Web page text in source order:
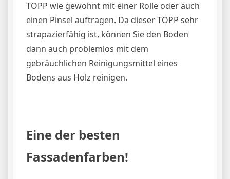
TOPP wie gewohnt mit einer Rolle oder auch
einen Pinsel auftragen. Da dieser TOPP sehr
strapazierfähig ist, können Sie den Boden
dann auch problemlos mit dem
gebräuchlichen Reinigungsmittel eines
Bodens aus Holz reinigen.
Eine der besten
Fassadenfarben!